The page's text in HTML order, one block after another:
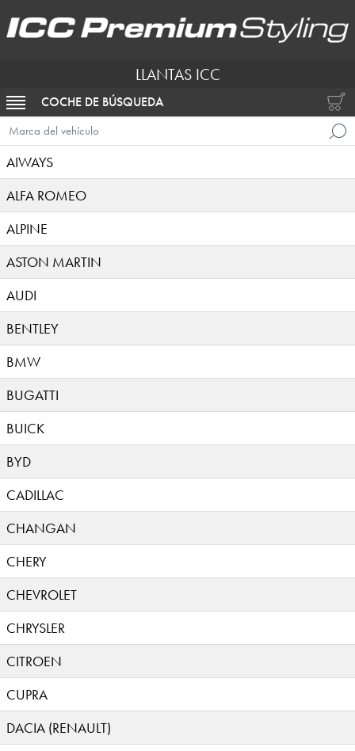
LLANTAS ICC
ACTIVAR NAVEGACIÓN
COCHE DE BÚSQUEDA
Marca del vehículo
AIWAYS
ALFA ROMEO
ALPINE
ASTON MARTIN
AUDI
BENTLEY
BMW
BUGATTI
BUICK
BYD
CADILLAC
CHANGAN
CHERY
CHEVROLET
CHRYSLER
CITROEN
CUPRA
DACIA (RENAULT)